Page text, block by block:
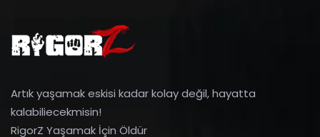
Artık yaşamak eskisi kadar kolay değil, hayatta
kalabiliecekmisin!
RigorZ Yaşamak İçin Öldür